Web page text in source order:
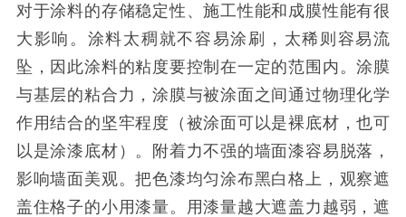
对于涂料的存储稳定性、施工性能和成膜性能有很
大影响。涂料太稠就不容易涂刷，太稀则容易流
坠，因此涂料的粘度要控制在一定的范围内。涂膜
与基层的粘合力，涂膜与被涂面之间通过物理化学
作用结合的坚牢程度（被涂面可以是裸底材，也可
以是涂漆底材）。附着力不强的墙面漆容易脱落，
影响墙面美观。把色漆均匀涂布黑白格上，观察遮
盖住格子的小用漆量。用漆量越大遮盖力越弱，遮